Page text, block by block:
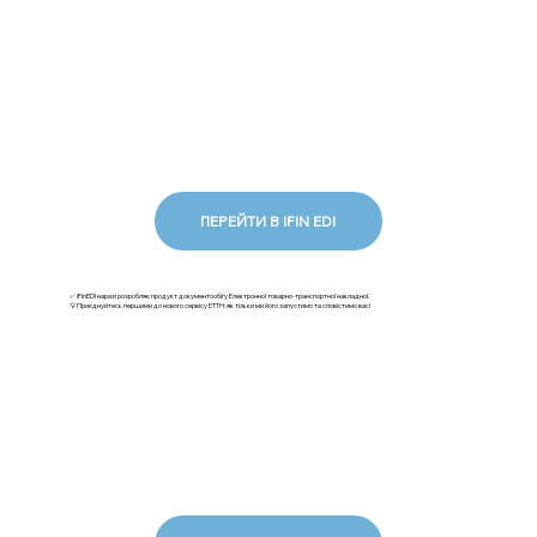
ПЕРЕЙТИ В IFIN EDI
✅ iFinEDI наразі розробляє продукт документообігу Електронної товарно-транспортної накладної.
💡Приєднуйтесь першими до нового сервісу ЕТТН: як тільки ми його запустимо та сповістимо вас!